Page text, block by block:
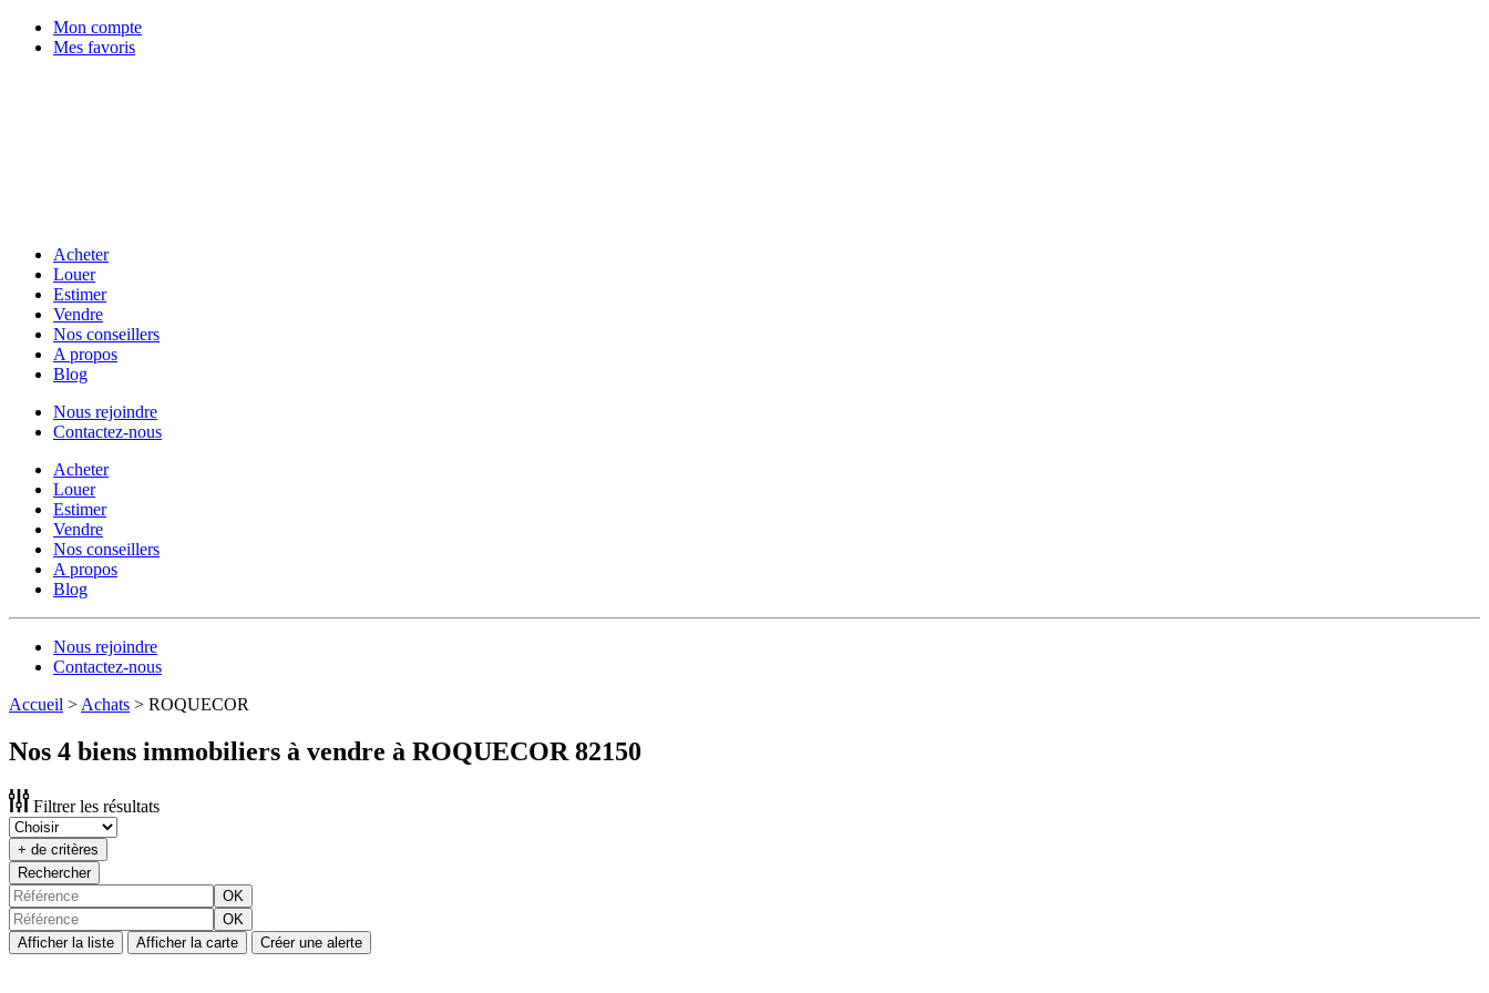
Mon compte
Mes favoris
Acheter
Louer
Estimer
Vendre
Nos conseillers
A propos
Blog
Nous rejoindre
Contactez-nous
Acheter
Louer
Estimer
Vendre
Nos conseillers
A propos
Blog
Nous rejoindre
Contactez-nous
Accueil > Achats > ROQUECOR
Nos 4 biens immobiliers à vendre à ROQUECOR 82150
Filtrer les résultats
+ de critères
Rechercher
OK
OK
Afficher la liste
Afficher la carte Créer une alerte